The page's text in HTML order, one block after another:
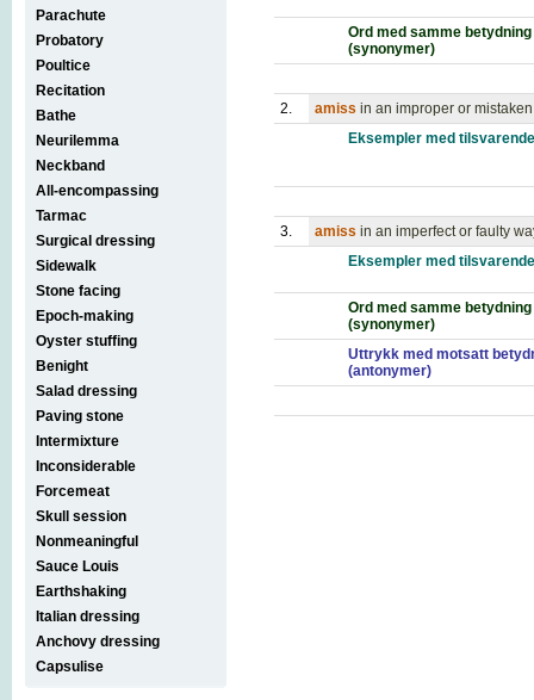
Parachute
Probatory
Poultice
Recitation
Bathe
Neurilemma
Neckband
All-encompassing
Tarmac
Surgical dressing
Sidewalk
Stone facing
Epoch-making
Oyster stuffing
Benight
Salad dressing
Paving stone
Intermixture
Inconsiderable
Forcemeat
Skull session
Nonmeaningful
Sauce Louis
Earthshaking
Italian dressing
Anchovy dressing
Capsulise
Ord med samme betydning
(synonymer)
2. amiss in an improper or
Eksempler med
3. amiss in an imperfect or faulty
Eksempler med
Ord med samme betydning
(synonymer)
Uttrykk med motsatt
(antonymer)